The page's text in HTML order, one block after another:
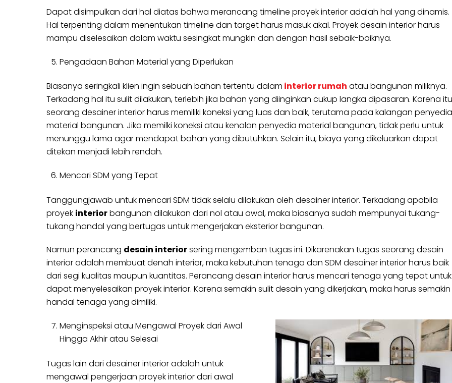
Dapat disimpulkan dari hal diatas bahwa merancang timeline proyek interior adalah hal yang dinamis.
Hal terpenting dalam menentukan timeline dan target harus masuk akal. Proyek desain interior harus
mampu diselesaikan dalam waktu sesingkat mungkin dan dengan hasil sebaik-baiknya.
Pengadaan Bahan Material yang Diperlukan
Biasanya seringkali klien ingin sebuah bahan tertentu dalam interior rumah atau bangunan miliknya.
Terkadang hal itu sulit dilakukan, terlebih jika bahan yang diinginkan cukup langka dipasaran. Karena
seorang desainer interior harus memiliki koneksi yang luas dan baik, terutama pada kalangan penyedia
material bangunan. Jika memilki koneksi atau kenalan penyedia material bangunan, tidak perlu untuk
menunggu lama agar mendapat bahan yang dibutuhkan. Selain itu, biaya yang dikeluarkan dapat
ditekan menjadi lebih rendah.
Mencari SDM yang Tepat
Tanggungjawab untuk mencari SDM tidak selalu dilakukan oleh desainer interior. Terkadang apabila
proyek interiorbangunan dilakukan dari nol atau awal, maka biasanya sudah mempunyai tukang-
tukang handal yang bertugas untuk mengerjakan eksterior bangunan.
Namun perancang desain interiorsering mengemban tugas ini. Dikarenakan tugas seorang desain
interior adalah membuat denah interior, maka kebutuhan tenaga dan SDM desainer interior harus baik
dari segi kualitas maupun kuantitas. Perancang desain interior harus mencari tenaga yang tepat untuk
dapat menyelesaikan proyek interior. Karena semakin sulit desain yang dikerjakan, maka harus semakin
handal tenaga yang dimiliki.
Menginspeksi atau Mengawal Proyek dari Awal
Hingga Akhir atau Selesai
Tugas lain dari desainer interior adalah untuk
mengawal pengerjaan proyek interior dari awal